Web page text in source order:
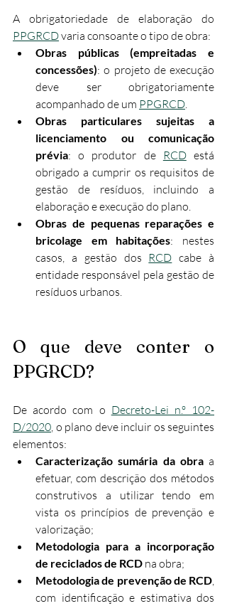
PPGRCD varia consoante o tipo de obra:
Obras públicas (empreitadas e
concessões): o projeto de execução
deve ser obrigatoriamente
acompanhado de um PPGRCD.​
Obras particulares sujeitas a
licenciamento ou comunicação
prévia: o produtor de RCD está
obrigado a cumprir os requisitos de
gestão de resíduos, incluindo a
elaboração e execução do plano.​
Obras de pequenas reparações e
bricolage em habitações: nestes
casos, a gestão dos RCD cabe à
entidade responsável pela gestão de
resíduos urbanos.​
O que deve conter o
PPGRCD?
De acordo com o Decreto-Lei n.º 102-
D/2020, o plano deve incluir os seguintes
elementos:​
Caracterização sumária da obra a
efetuar, com descrição dos métodos
construtivos a utilizar tendo em
vista os princípios de prevenção e
valorização;
Metodologia para a incorporação
de reciclados de RCD na obra;
Metodologia de prevenção de RCD,
com identificação e estimativa dos